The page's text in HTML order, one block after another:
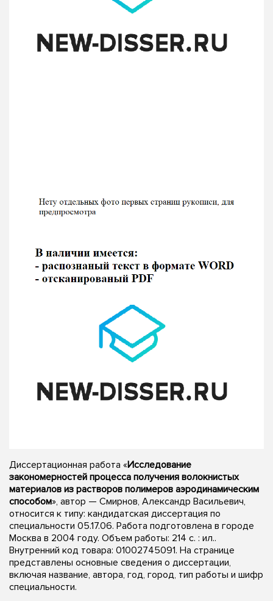
Диссертационная работа «Исследование
закономерностей процесса получения волокнистых
материалов из растворов полимеров аэродинамическим
способом», автор — Смирнов, Александр Васильевич,
относится к типу: кандидатская диссертация по
специальности 05.17.06. Работа подготовлена в городе
Москва в 2004 году. Объем работы: 214 с. : ил..
Внутренний код товара: 01002745091. На странице
представлены основные сведения о диссертации,
включая название, автора, год, город, тип работы и шифр
специальности.